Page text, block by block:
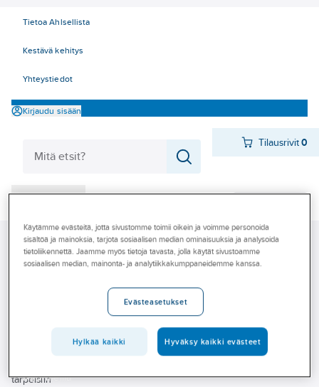
Tietoa Ahlsellista
Kestävä kehitys
Yhteystiedot
Kirjaudu sisään
Tilausrivit 0
Tuotteet
‎Tarjoukset
Myymälät
Asioi meillä
Ahlsell Tuotteet Kylmä
Kompressorit
Hermeettiset kompressorit
Danfoss
tarpeisiin
Käytämme evästeitä, jotta sivustomme toimii oikein ja voimme personoida
sisältöä ja mainoksia, tarjota sosiaalisen median ominaisuuksia ja analysoida
tietoliikennettä. Jaamme myös tietoja tavasta, jolla käytät sivustoamme
sosiaalisen median, mainonta- ja analytiikkakumppaneidemme kanssa.
Evästeasetukset
Hylkää kaikki Hyväksy kaikki evästeet